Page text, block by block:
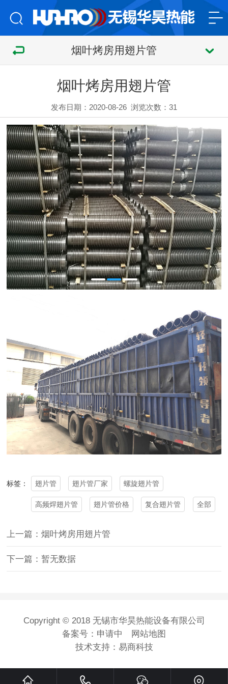
烟叶烤房用翅片管
烟叶烤房用翅片管
发布日期：2020-08-26 浏览次数：31
标签： 翅片管 翅片管厂家 螺旋翅片管
高频焊翅片管 翅片管价格 复合翅片管 全部
上一篇：烟叶烤房用翅片管
下一篇：暂无数据
Copyright © 2018 无锡市华昊热能设备有限公司
备案号： 申请中
网站地图
技术支持： 易商科技